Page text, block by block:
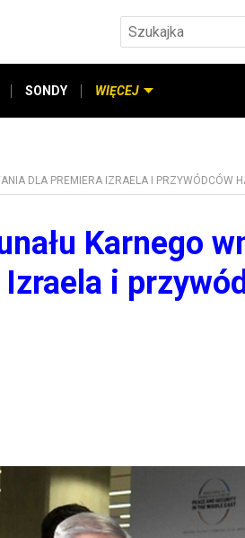
SONDY WIĘCEJ
DLA PREMIERA IZRAELA I PRZYWÓDCÓW
Karnego
i